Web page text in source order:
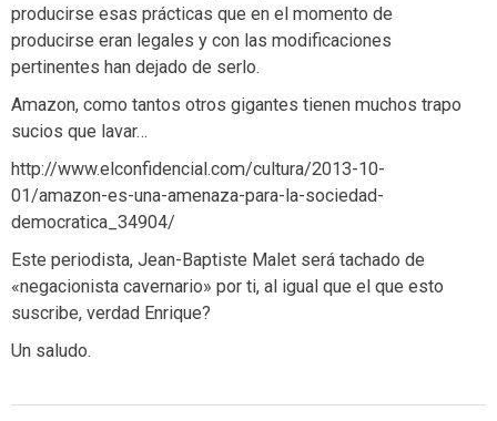
producirse esas prácticas que en el momento de
producirse eran legales y con las modificaciones
pertinentes han dejado de serlo.
Amazon, como tantos otros gigantes tienen muchos trapo
sucios que lavar…
http://www.elconfidencial.com/cultura/2013-10-
01/amazon-es-una-amenaza-para-la-sociedad-
democratica_34904/
Este periodista, Jean-Baptiste Malet será tachado de
«negacionista cavernario» por ti, al igual que el que esto
suscribe, verdad Enrique?
Un saludo.